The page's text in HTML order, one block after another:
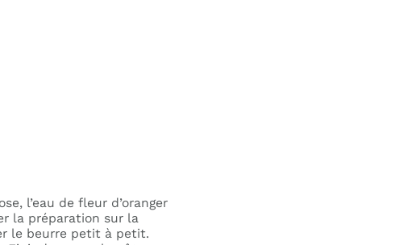
l’eau de fleur d’oranger
la préparation sur la
le beurre petit à petit.